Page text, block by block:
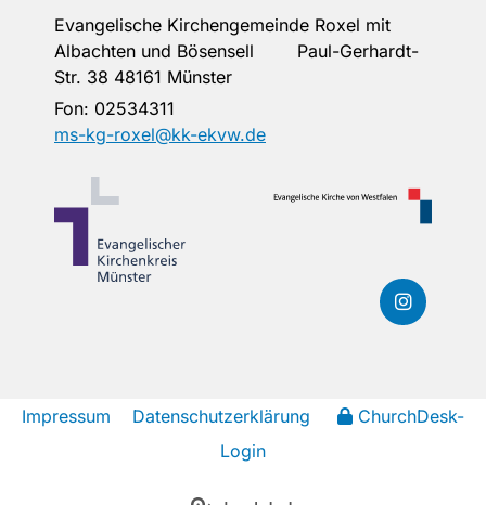
Evangelische Kirchengemeinde Roxel mit
Albachten und Bösensell Paul-Gerhardt-
Str. 38 48161 Münster
Fon: 02534311
ms-kg-roxel@kk-ekvw.de
Impressum Datenschutzerklärung
ChurchDesk-
Login